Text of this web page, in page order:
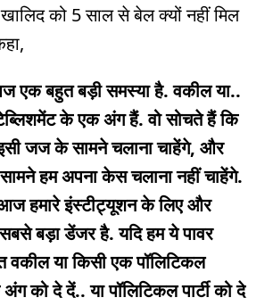
को 5 साल से बेल क्यों नहीं मिल
एक बहुत बड़ी समस्या है. वकील या..
के एक अंग हैं. वो सोचते हैं कि
जज के सामने चलाना चाहेंगे, और
हम अपना केस चलाना नहीं चाहेंगे.
हमारे इंस्टीट्यूशन के लिए और
बड़ा डेंजर है. यदि हम ये पावर
वकील या किसी एक पॉलिटिकल
को दे दें.. या पॉलिटिकल पार्टी को दे